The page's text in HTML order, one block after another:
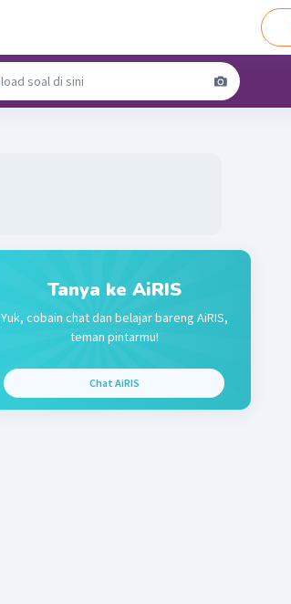
Tanya ke AiRIS
Yuk, cobain chat dan belajar bareng AiRIS,
teman pintarmu!
Chat AiRIS